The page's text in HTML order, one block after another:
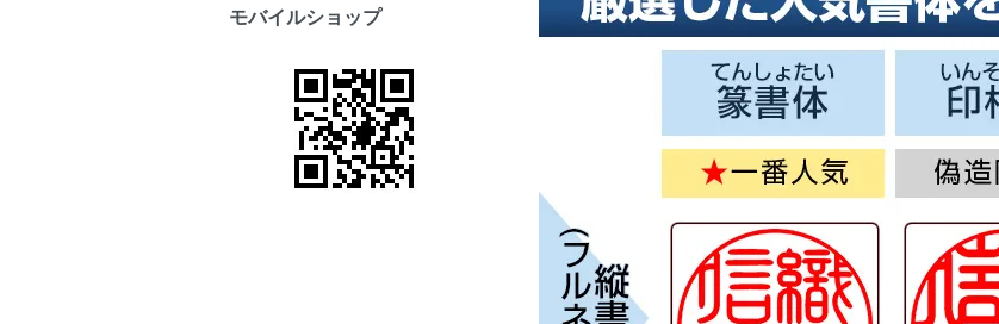
モバイルショップ